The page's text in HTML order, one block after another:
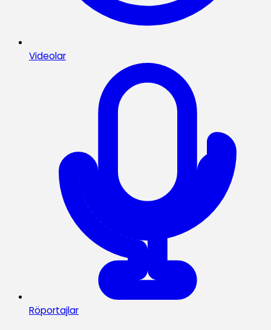
Videolar
Röportajlar